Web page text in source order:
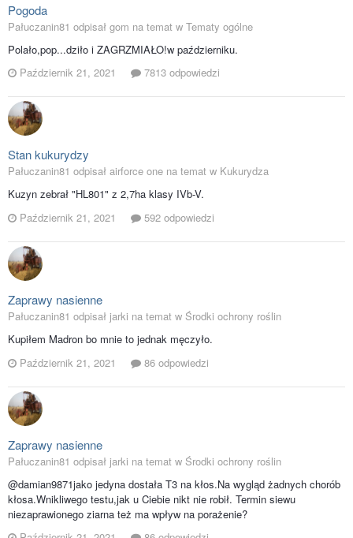
Pogoda
Pałuczanin81 odpisał gom na temat w Tematy ogólne
Polało,pop...dziło i ZAGRZMIAŁO!w październiku.
Październik 21, 2021
7813 odpowiedzi
Stan kukurydzy
Pałuczanin81 odpisał airforce one na temat w Kukurydza
Kuzyn zebrał "HL801" z 2,7ha klasy IVb-V.
Październik 21, 2021
592 odpowiedzi
Zaprawy nasienne
Pałuczanin81 odpisał jarki na temat w Środki ochrony roślin
Kupiłem Madron bo mnie to jednak męczyło.
Październik 21, 2021
86 odpowiedzi
Zaprawy nasienne
Pałuczanin81 odpisał jarki na temat w Środki ochrony roślin
@damian9871jako jedyna dostała T3 na kłos.Na wygląd żadnych chorób
kłosa.Wnikliwego testu,jak u Ciebie nikt nie robił. Termin siewu
niezaprawionego ziarna też ma wpływ na porażenie?